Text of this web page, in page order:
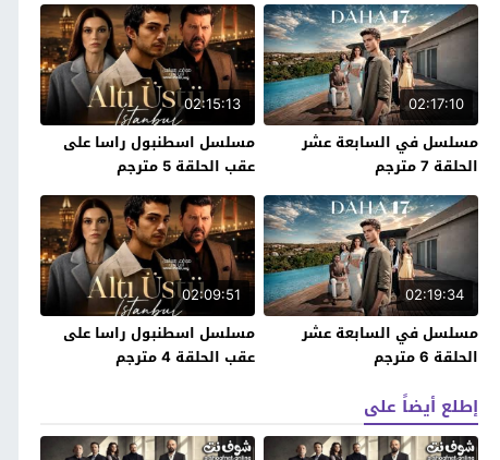
02:17:10
مسلسل في السابعة عشر
الحلقة 7 مترجم
02:15:13
مسلسل اسطنبول راسا على
عقب الحلقة 5 مترجم
02:19:34
مسلسل في السابعة عشر
الحلقة 6 مترجم
02:09:51
مسلسل اسطنبول راسا على
عقب الحلقة 4 مترجم
إطلع أيضاً على